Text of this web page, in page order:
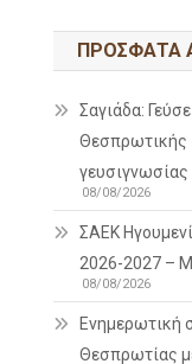
ΠΡΌΣΦΑΤΑ
Σαγιάδα:
Θεσπρωτικής
γευσιγνωσίας
08/08/2026
ΣΑΕΚ
2026-2027 –
08/08/2026
Ενημερωτική
Θεσπρωτίας